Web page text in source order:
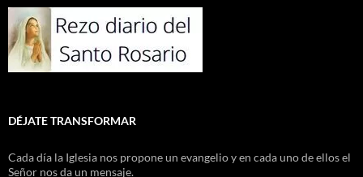
DÉJATE TRANSFORMAR
Cada día la Iglesia nos propone un evangelio y en cada uno de ellos el
Señor nos da un mensaje.